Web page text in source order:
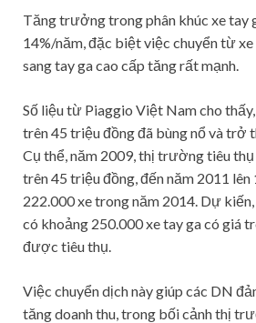
Tăng trưởng trong phân khúc xe tay
14%/năm, đặc biệt việc chuyển từ
sang tay ga cao cấp tăng rất mạnh.
Số liệu từ Piaggio Việt Nam cho
trên 45 triệu đồng đã bùng nổ và trở
Cụ thể, năm 2009, thị trường tiêu
trên 45 triệu đồng, đến năm 2011 lên
222.000 xe trong năm 2014. Dự
có khoảng 250.000 xe tay ga có giá
được tiêu thụ.
Việc chuyển dịch này giúp các DN
tăng doanh thu, trong bối cảnh thị